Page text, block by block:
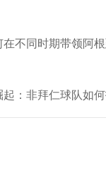
不同时期带领阿
：非拜仁球队如